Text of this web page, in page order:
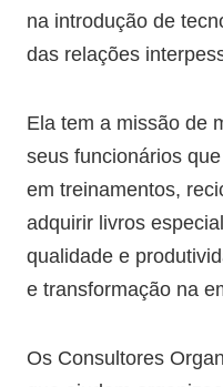
na introdução de
das relações
Ela tem a missão de
seus funcionários
em treinamentos,
adquirir livros
qualidade e
e transformação na
Os Consultores